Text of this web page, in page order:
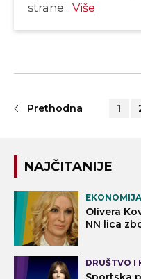
strane... Više
Prethodna 1
NAJČITANIJE
EKONOMIJA
Olivera
NN lica
DRUŠTVO I